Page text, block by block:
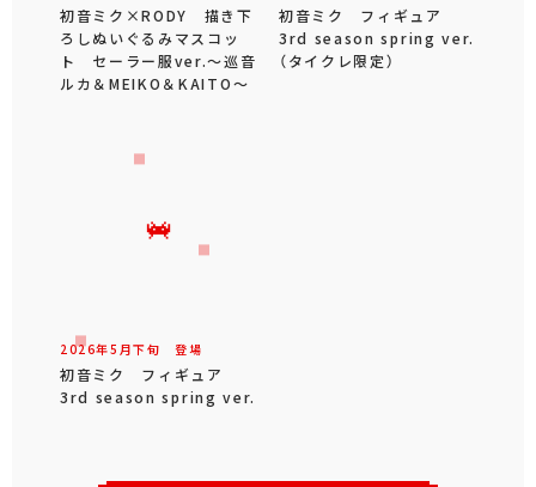
初音ミク×RODY 描き下
ろしぬいぐるみマスコッ
ト セーラー服ver.～巡音
ルカ＆MEIKO＆KAITO～
初音ミク フィギュア
3rd season spring ver.
（タイクレ限定）
2026年5 月下旬 登場
初音ミク フィギュア
3rd season spring ver.